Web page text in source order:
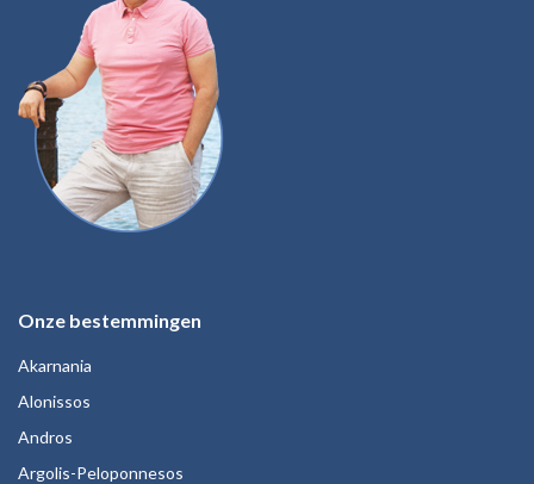
Onze bestemmingen
Akarnania
Alonissos
Andros
Argolis-Peloponnesos